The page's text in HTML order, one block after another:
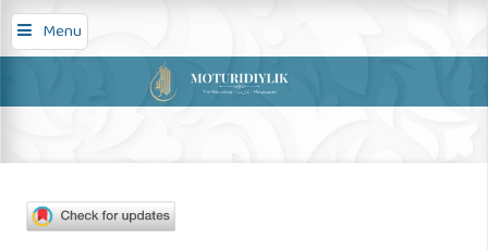
Menu
Moturidiylik